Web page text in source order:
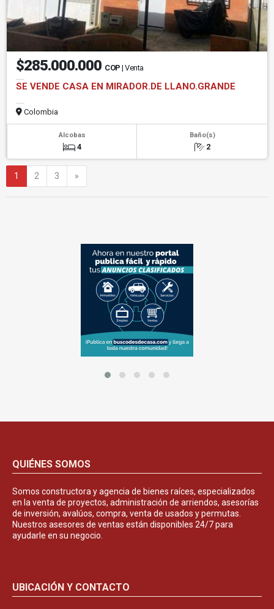
$285.000.000 COP | Venta
SE VENDE CASA EN MIRADOR.DE LLANO.GRANDE
Colombia
Alcobas
4
Baño(s)
2
1 2 3 »
QUIÉNES SOMOS
Somos constructora y agencia de bienes raíces, especializados
en la venta de proyectos, administración de arriendos, asesorías
de inversión, avalúos, compra, venta de usados y permutas.
Nuestros asesores de ventas están disponibles 24/7 para
ayudarle en su negocio.
UBICACIÓN Y CONTACTO